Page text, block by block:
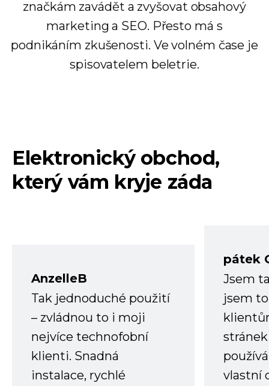
značkám zavádět a zvyšovat obsahový
marketing a SEO. Přesto má s
podnikáním zkušenosti. Ve volném čase je
spisovatelem beletrie.
Elektronický obchod,
který vám kryje záda
AnzelleB
Tak jednoduché použití
– zvládnou to i moji
nejvíce technofobní
klienti. Snadná
instalace, rychlé
pátek
Jsem
jsem
vlastní